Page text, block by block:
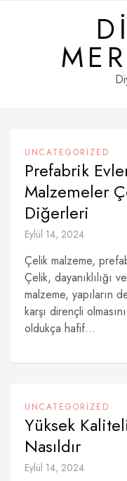
UNCATEGORIZED
Prefabrik
Malzemeler
Diğerleri
Eylül 14, 2024
Çelik malzeme,
Çelik, dayanıklılığı
malzeme, yapıların
karşı dirençli
oldukça hafif...
UNCATEGORIZED
Yüksek
Nasıldır
Eylül 14, 2024